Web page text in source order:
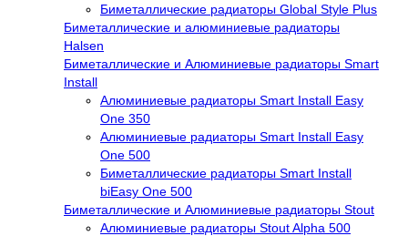
Биметаллические радиаторы Global Style Plus
Биметаллические и алюминиевые радиаторы
Halsen
Биметаллические и Алюминиевые радиаторы Smart
Install
Алюминиевые радиаторы Smart Install Easy
One 350
Алюминиевые радиаторы Smart Install Easy
One 500
Биметаллические радиаторы Smart Install
biEasy One 500
Биметаллические и Алюминиевые радиаторы Stout
Алюминиевые радиаторы Stout Alpha 500